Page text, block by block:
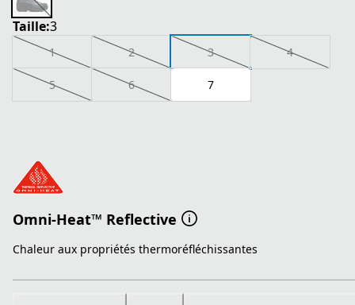
Taille:3
1 2 3 4
5 6 7
Omni-Heat™ Reflective
Chaleur aux propriétés thermoréfléchissantes